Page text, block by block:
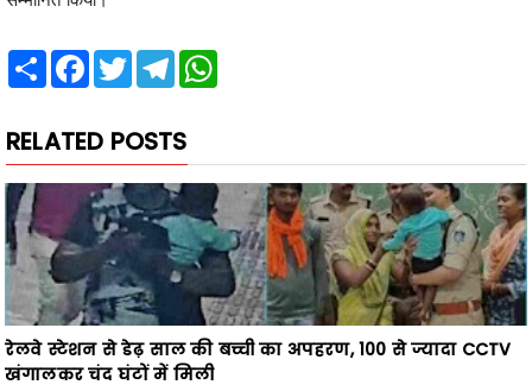
Share Facebook
TwitterTelegram
RELATED POSTS
रेलवे स्टेशन से डेढ़ साल की बच्ची का अपहरण, 100 से ज्यादा CCTV
खंगालकर चंद घंटों में मिली